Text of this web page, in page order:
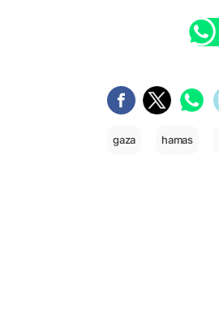
gaza hamas